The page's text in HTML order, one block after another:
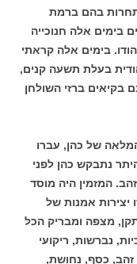
בהם ברמת
בימים אלה חנוכייה
בימים אלה קראתי
בעלת תשעה קנים,
בקיאים ברזי השולחן
של כהן, עברו
נתבקש כהן לפני
המזמין היה מוסד
יצירות אמנות של
מצפה ומבריק הכל
נברשות, ריקועי
זהב, כסף, נחושת,